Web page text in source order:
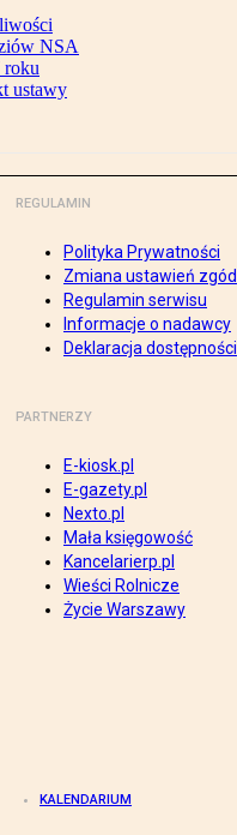
NSA
roku
ustawy
REGULAMIN
Polityka Prywatności
Zmiana ustawień zgód
Regulamin serwisu
Informacje o nadawcy
Deklaracja dostępności
PARTNERZY
E-kiosk.pl
E-gazety.pl
Nexto.pl
Mała księgowość
Kancelarierp.pl
Wieści Rolnicze
Życie Warszawy
KALENDARIUM